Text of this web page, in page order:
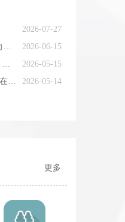
更多
2026-07-27
2026-06-15
第十二届上交会促动中外创新技术“双向奔赴”
2026-05-15
2026成都国际友城合作与发展大会开幕 成都以友城为桥，与世界双向奔赴
2026-05-14
第三届海峡两岸中华文化峰会文学论坛在京举行